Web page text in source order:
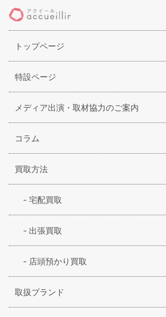
齢を重ねても忘れたくない大人の女性
囲気を、絶妙なバランスで表現してい
ェリエは、敢えてターゲティングをす
代の方が愛用することを想定してアイ
す。今後の活躍も期待されているブラン
トップページ
特設ページ
メディア出演・取材協力のご案内
コラム
買取方法
- 宅配買取
- 出張買取
- 店頭預かり買取
取扱ブランド